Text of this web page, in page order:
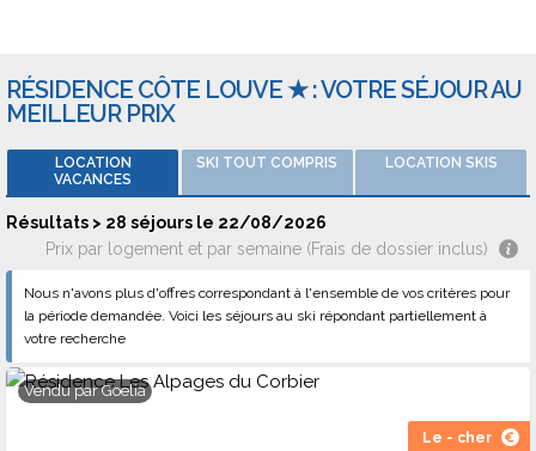
RÉSIDENCE CÔTE LOUVE ★ : VOTRE SÉJOUR AU
MEILLEUR PRIX
LOCATION
VACANCES
SKI TOUT COMPRIS LOCATION SKIS
Résultats > 28 séjours le 22/08/2026
Prix par logement et par semaine (Frais de dossier inclus)
Nous n'avons plus d'offres correspondant à l'ensemble de vos critères pour
la période demandée. Voici les séjours au ski répondant partiellement à
votre recherche
Le - cher
Vendu parGoelia